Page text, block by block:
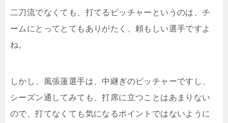
二刀流でなくても、打てるピッチャーというのは、チ
ームにとってとてもありがたく、頼もしい選手ですよ
ね。
しかし、風張蓮選手は、中継ぎのピッチャーですし、
シーズン通してみても、打席に立つことはあまりない
ので、打てなくても気になるポイントではないように